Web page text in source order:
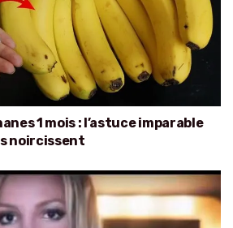
1 mois : l’astuce imparable
noircissent